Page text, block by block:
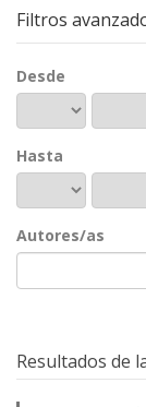
Filtros
Desde
Hasta
Autores/as
Resultados de